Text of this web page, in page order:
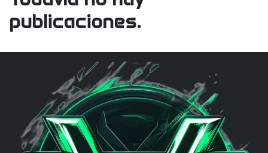
publicaciones.